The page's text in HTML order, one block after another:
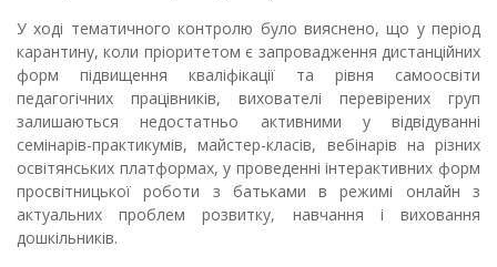
У ході тематичного контролю було вияснено, що у період
карантину, коли пріоритетом є запровадження дистанційних
форм підвищення кваліфікації та рівня самоосвіти
педагогічних працівників, вихователі перевірених груп
залишаються недостатньо активними у відвідуванні
семінарів-практикумів, майстер-класів, вебінарів на різних
освітянських платформах, у проведенні інтерактивних форм
просвітницької роботи з батьками в режимі онлайн з
актуальних проблем розвитку, навчання і виховання
дошкільників.